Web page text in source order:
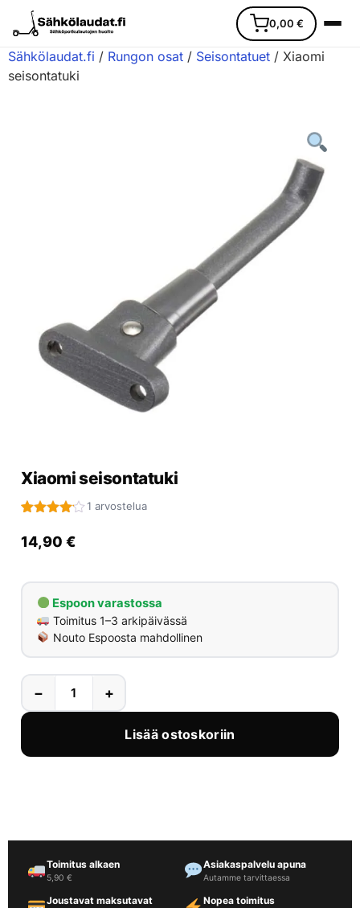
0,00 €
Huoltopalvelu
Yrityksille
Varaa huolto
Sähkölaudat.fi / Rungon osat / Seisontatuet / Xiaomi
seisontatuki
Xiaomi seisontatuki
4.00
5:stä
arvotukseen.
1 arvostelua
14,90 €
Espoon varastossa
Toimitus 1–3 arkipäivässä
Nouto Espoosta mahdollinen
− +
Lisää ostoskoriin
Toimitus alkaen
5,90 €
Asiakaspalvelu apuna
Autamme tarvittaessa
Joustavat maksutavat Nopea toimitus